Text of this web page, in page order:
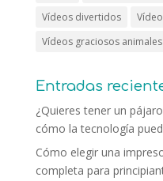
Vídeos divertidos
Vídeos graciosos animales
Entradas
¿Quieres tener un
cómo la tecnología
Cómo elegir una
completa para